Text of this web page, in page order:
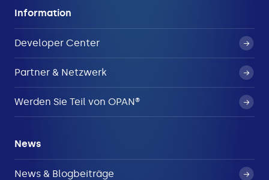
Information
Developer Center
Partner & Netzwerk
Werden Sie Teil von OPAN®
News
News & Blogbeiträge